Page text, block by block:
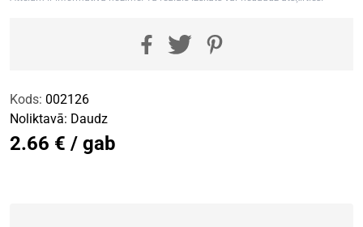
Kods: 002126
Noliktavā: Daudz
2.66 € / gab